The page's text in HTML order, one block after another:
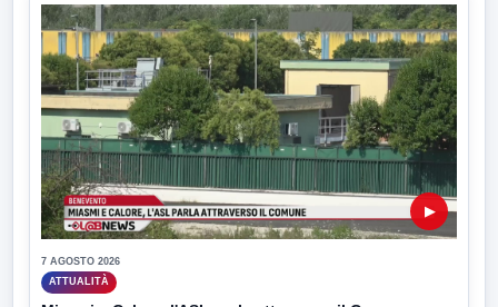
▶
7 AGOSTO 2026
ATTUALITÀ